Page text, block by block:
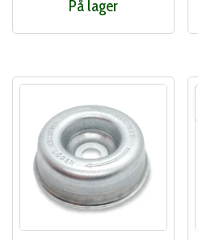
På lager